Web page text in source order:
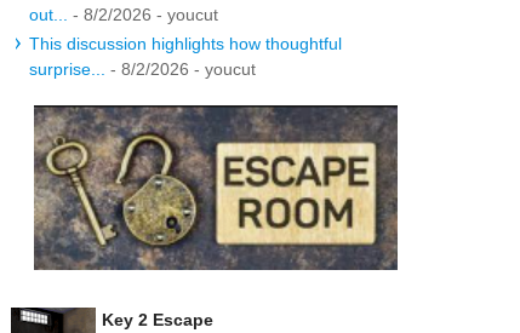
out...
- 8/2/2026 - youcut
This discussion highlights how thoughtful
surprise...
- 8/2/2026 - youcut
Key 2 Escape